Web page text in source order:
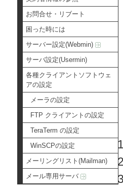
お問合せ・リブート
困った時には
サーバー設定(Webmin)
サーバ設定(Usermin)
各種クライアントソフトウェ
アの設定
メーラの設定
FTP クライアントの設定
TeraTerm の設定
WinSCPの設定
メーリングリスト(Mailman)
メール専用サーバ